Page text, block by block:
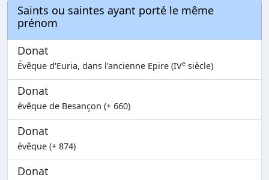
Saints ou saintes ayant porté le même
prénom
Donat
Évêque d'Euria, dans l'ancienne Epire (IVe siècle)
Donat
évêque de Besançon (+ 660)
Donat
évêque (+ 874)
Donat